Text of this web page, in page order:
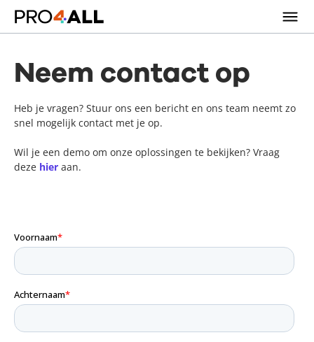
Neem contact op
Heb je vragen? Stuur ons een bericht en ons team neemt zo
snel mogelijk contact met je op.
Wil je een demo om onze oplossingen te bekijken? Vraag
deze hier aan.